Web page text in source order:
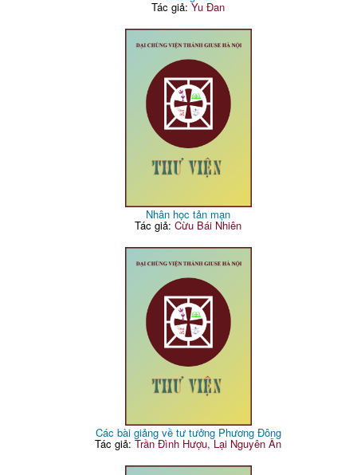
Tác giả:Yu Đan
Nhân học tản mạn
Tác giả:Cừu Bái Nhiên
Các bài giảng về tư tưởng Phương Đông
Tác giả:Trần Đình Hượu, Lại Nguyên Ân